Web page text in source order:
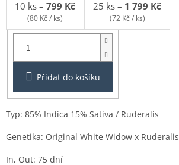
10 ks – 799 Kč
(80 Kč / ks)
25 ks – 1 799 Kč
(72 Kč / ks)
Balení:
Přidat do košíku
Typ: 85% Indica 15% Sativa / Ruderalis
Genetika: Original White Widow x Ruderalis
In, Out: 75 dní